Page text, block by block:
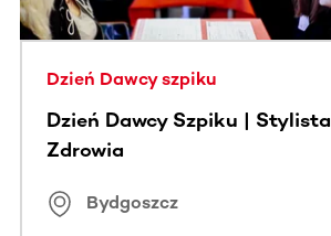
Dzień Dawcy szpiku
Dzień Dawcy Szpiku | Stylista
Zdrowia
Bydgoszcz